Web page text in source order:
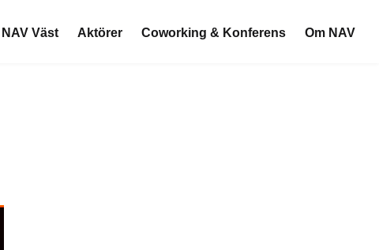
NAV Väst Aktörer Coworking & Konferens Om NAV